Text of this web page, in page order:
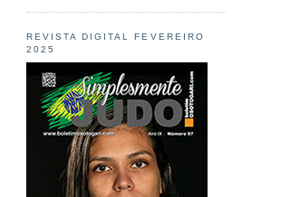
REVISTA DIGITAL FEVEREIRO
2025